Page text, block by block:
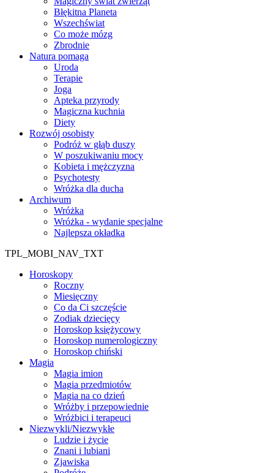
Błękitna Planeta
Wszechświat
Co może mózg
Zbrodnie
Natura pomaga
Uroda
Terapie
Joga
Apteka przyrody
Magiczna kuchnia
Diety
Rozwój osobisty
Podróż w głąb duszy
W poszukiwaniu mocy
Kobieta i mężczyzna
Psychotesty
Wróżka dla ducha
Archiwum
Wróżka
Wróżka - wydanie specjalne
Najlepsza okładka
TPL_MOBI_NAV_TXT
Horoskopy
Roczny
Miesięczny
Co da Ci szczęście
Zodiak dziecięcy
Horoskop księżycowy
Horoskop numerologiczny
Horoskop chiński
Magia
Magia imion
Magia przedmiotów
Magia na co dzień
Wróżby i przepowiednie
Wróżbici i terapeuci
Niezwykli/Niezwykłe
Ludzie i życie
Znani i lubiani
Zjawiska